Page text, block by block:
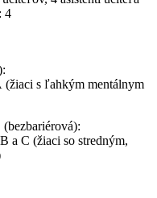
4
(žiaci s ľahkým mentálnym
a C (žiaci so stredným,